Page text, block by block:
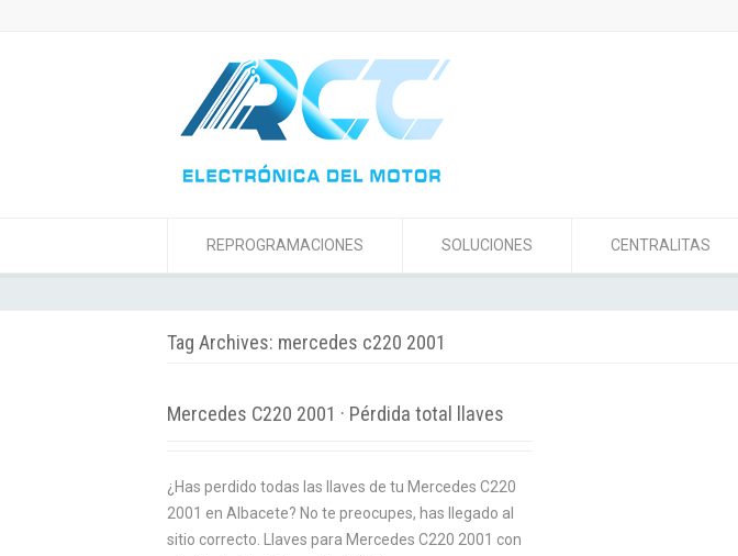
REPROGRAMACIONES SOLUCIONES CENTRALITAS
Tag Archives: mercedes c220 2001
Mercedes C220 2001 · Pérdida total llaves
¿Has perdido todas las llaves de tu Mercedes C220
2001 en Albacete? No te preocupes, has llegado al
sitio correcto. Llaves para Mercedes C220 2001 con